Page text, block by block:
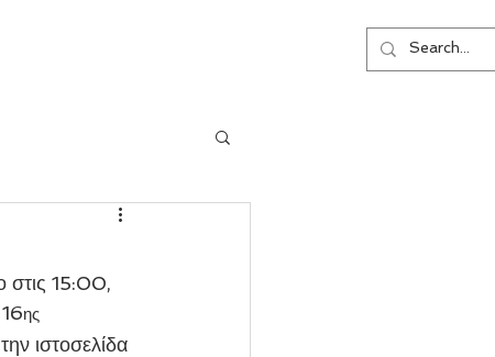
στις 15:00,
ης
ιστοσελίδα